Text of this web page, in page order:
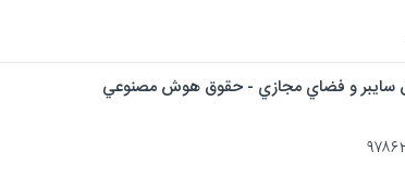
سايبر و فضاي مجازي - حقوق هوش مصنوعي